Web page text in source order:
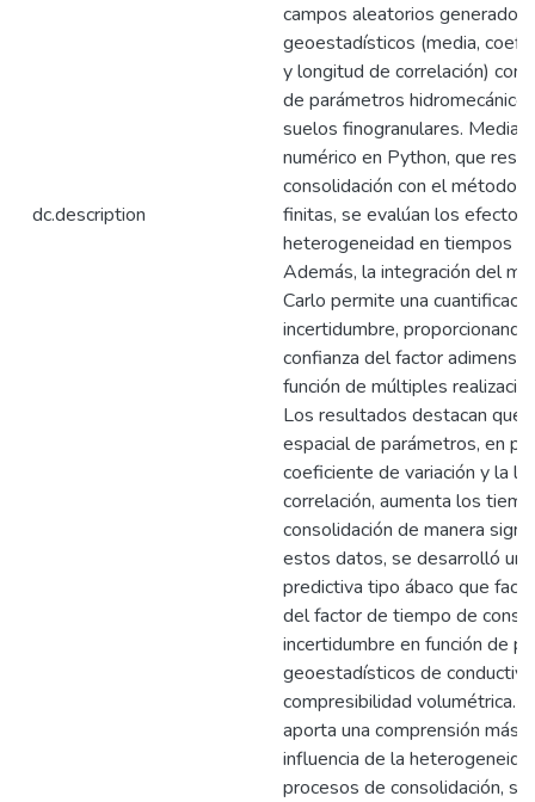
dc.description
campos aleatorios
geoestadísticos (media,
y longitud de correlación)
de parámetros
suelos finogranulares.
numérico en Python, que
consolidación con el método
finitas, se evalúan los efectos
heterogeneidad en tiempos
Además, la integración del
Carlo permite una
incertidumbre,
confianza del factor
función de múltiples
Los resultados destacan que
espacial de parámetros, en
coeficiente de variación y la
correlación, aumenta los
consolidación de manera
estos datos, se desarrolló
predictiva tipo ábaco que
del factor de tiempo de
incertidumbre en función de
geoestadísticos de
compresibilidad volumétrica.
aporta una comprensión más
influencia de la
procesos de consolidación,